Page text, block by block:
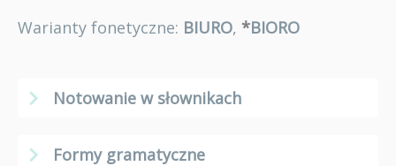
Warianty fonetyczne: BIURO, *BIORO
Notowanie w słownikach
Formy gramatyczne